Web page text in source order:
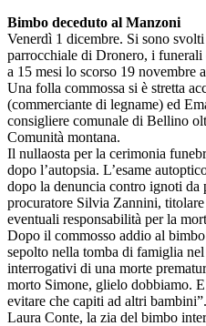
Bimbo deceduto al Manzoni
Venerdì 1 dicembre. Si sono
parrocchiale di Dronero, i
a 15 mesi lo scorso 19 novembre
Una folla commossa si è stretta
(commerciante di legname) ed
consigliere comunale di Bellino
Comunità montana.
Il nullaosta per la cerimonia
dopo l’autopsia. L’esame
dopo la denuncia contro ignoti da
procuratore Silvia Zannini, titolare
eventuali responsabilità per la
Dopo il commosso addio al
sepolto nella tomba di famiglia
interrogativi di una morte
morto Simone, glielo dobbiamo.
evitare che capiti ad altri
Laura Conte, la zia del bimbo